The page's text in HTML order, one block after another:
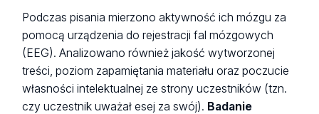
Podczas pisania mierzono aktywność ich mózgu za
pomocą urządzenia do rejestracji fal mózgowych
(EEG). Analizowano również jakość wytworzonej
treści, poziom zapamiętania materiału oraz poczucie
własności intelektualnej ze strony uczestników (tzn.
czy uczestnik uważał esej za swój). Badanie